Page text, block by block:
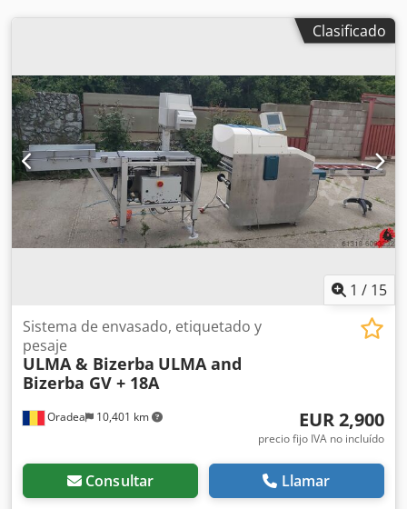
Clasificado
1 / 15
Oradea 10,401 km
Sistema de envasado, etiquetado y
pesaje
ULMA & Bizerba ULMA and
Bizerba GV + 18A
EUR 2,900
precio fijo IVA no incluído
Consultar Llamar